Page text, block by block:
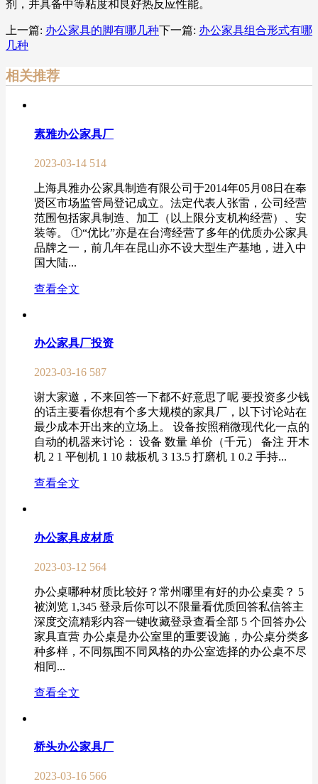
剂，并具备中等粘度和良好热反应性能。
上一篇: 办公家具的脚有哪几种下一篇: 办公家具组合形式有哪
几种
相关推荐
素雅办公家具厂
2023-03-14 514
上海具雅办公家具制造有限公司于2014年05月08日在奉
贤区市场监管局登记成立。法定代表人张雷，公司经营
范围包括家具制造、加工（以上限分支机构经营）、安
装等。 ①“优比”亦是在台湾经营了多年的优质办公家具
品牌之一，前几年在昆山亦不设大型生产基地，进入中
国大陆...
查看全文
办公家具厂投资
2023-03-16 587
谢大家邀，不来回答一下都不好意思了呢 要投资多少钱
的话主要看你想有个多大规模的家具厂，以下讨论站在
最少成本开出来的立场上。 设备按照稍微现代化一点的
自动的机器来讨论： 设备 数量 单价（千元） 备注 开木
机 2 1 平刨机 1 10 裁板机 3 13.5 打磨机 1 0.2 手持...
查看全文
办公家具皮材质
2023-03-12 564
办公桌哪种材质比较好？常州哪里有好的办公桌卖？ 5
被浏览 1,345 登录后你可以不限量看优质回答私信答主
深度交流精彩内容一键收藏登录查看全部 5 个回答办公
家具直营 办公桌是办公室里的重要设施，办公桌分类多
种多样，不同氛围不同风格的办公室选择的办公桌不尽
相同...
查看全文
桥头办公家具厂
2023-03-16 566